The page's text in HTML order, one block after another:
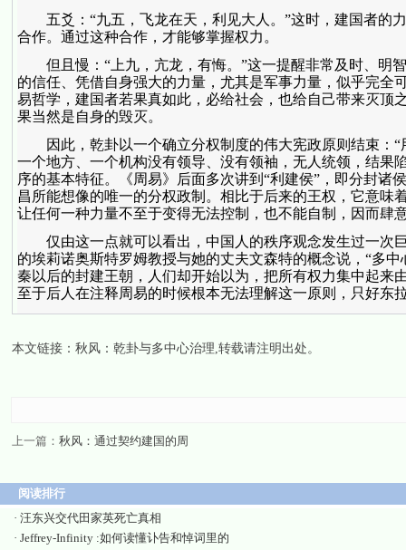
五爻：“九五，飞龙在天，利见大人。”这时，建国者的
合作。通过这种合作，才能够掌握权力。
但且慢：“上九，亢龙，有悔。”这一提醒非常及时、明
的信任、凭借自身强大的力量，尤其是军事力量，似乎完
易哲学，建国者若果真如此，必给社会，也给自己带来灭顶
果当然是自身的毁灭。
因此，乾卦以一个确立分权制度的伟大宪政原则结束：“
一个地方、一个机构没有领导、没有领袖，无人统领，结果
序的基本特征。《周易》后面多次讲到“利建侯”，即分封
昌所能想像的唯一的分权政制。相比于后来的王权，它意
让任何一种力量不至于变得无法控制，也不能自制，因而肆
仅由这一点就可以看出，中国人的秩序观念发生过一次
的埃莉诺奥斯特罗姆教授与她的丈夫文森特的概念说，“多
秦以后的封建王朝，人们却开始以为，把所有权力集中起来
至于后人在注释周易的时候根本无法理解这一原则，只好东
本文链接： 秋风：乾卦与多中心治理,转载请注明出处。
上一篇： 秋风：通过契约建国的周
阅读排行
· 汪东兴交代田家英死亡真相
· Jeffrey-Infinity :如何读懂讣告和悼词里的